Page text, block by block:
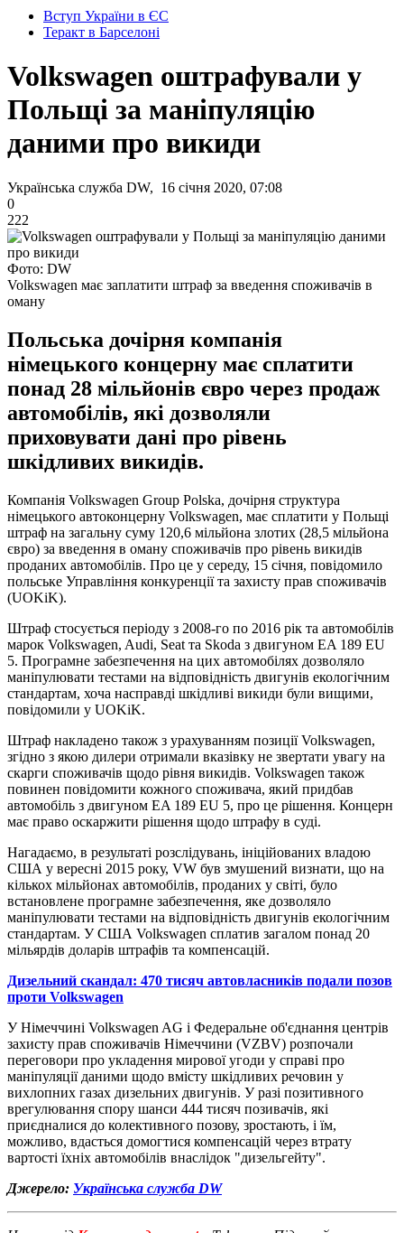
Вступ України в ЄС
Теракт в Барселоні
Volkswagen оштрафували у
Польщі за маніпуляцію
даними про викиди
Українська служба DW, 16 січня 2020, 07:08
0
222
Фото: DW
Volkswagen має заплатити штраф за введення споживачів в
оману
Польська дочірня компанія
німецького концерну має сплатити
понад 28 мільйонів євро через продаж
автомобілів, які дозволяли
приховувати дані про рівень
шкідливих викидів.
Компанія Volkswagen Group Polska, дочірня структура
німецького автоконцерну Volkswagen, має сплатити у Польщі
штраф на загальну суму 120,6 мільйона злотих (28,5 мільйона
євро) за введення в оману споживачів про рівень викидів
проданих автомобілів. Про це у середу, 15 січня, повідомило
польське Управління конкуренції та захисту прав споживачів
(UOKiK).
Штраф стосується періоду з 2008-го по 2016 рік та автомобілів
марок Volkswagen, Audi, Seat та Skoda з двигуном EA 189 EU
5. Програмне забезпечення на цих автомобілях дозволяло
маніпулювати тестами на відповідність двигунів екологічним
стандартам, хоча насправді шкідливі викиди були вищими,
повідомили у UOKiK.
Штраф накладено також з урахуванням позиції Volkswagen,
згідно з якою дилери отримали вказівку не звертати увагу на
скарги споживачів щодо рівня викидів. Volkswagen також
повинен повідомити кожного споживача, який придбав
автомобіль з двигуном EA 189 EU 5, про це рішення. Концерн
має право оскаржити рішення щодо штрафу в суді.
Нагадаємо, в результаті розслідувань, ініційованих владою
США у вересні 2015 року, VW був змушений визнати, що на
кількох мільйонах автомобілів, проданих у світі, було
встановлене програмне забезпечення, яке дозволяло
маніпулювати тестами на відповідність двигунів екологічним
стандартам. У США Volkswagen сплатив загалом понад 20
мільярдів доларів штрафів та компенсацій.
Дизельний скандал: 470 тисяч автовласників подали позов
проти Volkswagen
У Німеччині Volkswagen AG і Федеральне об'єднання центрів
захисту прав споживачів Німеччини (VZBV) розпочали
переговори про укладення мирової угоди у справі про
маніпуляції даними щодо вмісту шкідливих речовин у
вихлопних газах дизельних двигунів. У разі позитивного
врегулювання спору шанси 444 тисяч позивачів, які
приєдналися до колективного позову, зростають, і їм,
можливо, вдасться домогтися компенсацій через втрату
вартості їхніх автомобілів внаслідок "дизельгейту".
Джерело: Українська служба DW